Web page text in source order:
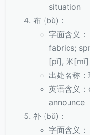
situation
布 (bù)：
字面含义
fabrics;
[pǐ], 米[mǐ]
出处名称
英语含义
announce
补 (bǔ)：
字面含义：